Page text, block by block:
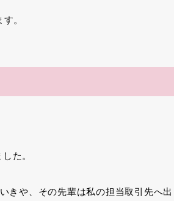
。
た。
きや、その先輩は私の担当取引先へ出